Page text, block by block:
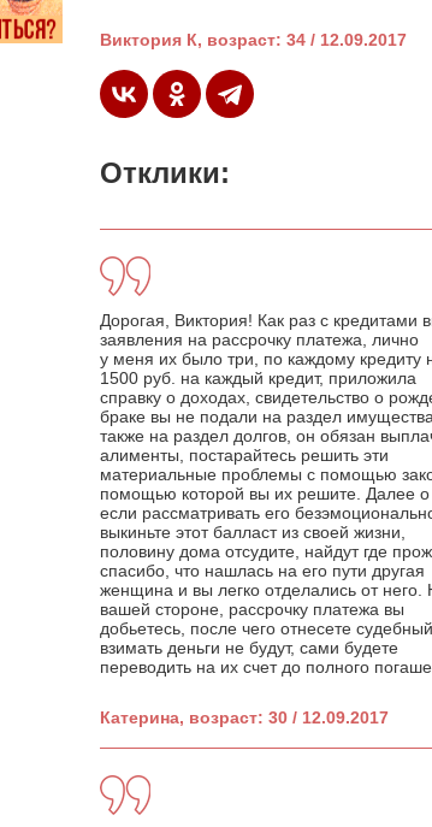
Виктория К, возраст: 34 / 12.09.2017
Отклики:
Дорогая, Виктория! Как раз с
заявления на рассрочку платежа, лично
у меня их было три, по каждому кредиту
1500 руб. на каждый кредит, приложила
справку о доходах, свидетельство о
браке вы не подали на раздел
также на раздел долгов, он обязан
алименты, постарайтесь решить эти
материальные проблемы с помощью
помощью которой вы их решите. Далее
если рассматривать его
выкиньте этот балласт из своей жизни,
половину дома отсудите, найдут где
спасибо, что нашлась на его пути другая
женщина и вы легко отделались от
вашей стороне, рассрочку платежа вы
добьетесь, после чего отнесете
взимать деньги не будут, сами будете
переводить на их счет до полного
Катерина, возраст: 30 / 12.09.2017